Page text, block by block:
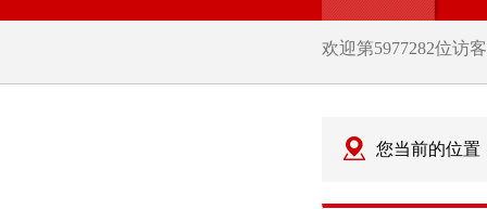
欢迎第5977282位访客
您当前的位置